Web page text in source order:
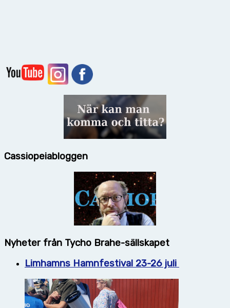
Cassiopeiabloggen
Nyheter från Tycho Brahe-sällskapet
Limhamns Hamnfestival 23-26 juli